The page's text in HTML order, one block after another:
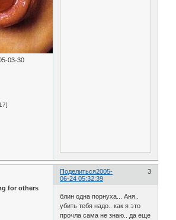
03-30
Поделиться 3
2005-
06-24 05:32:39
for others
блин одна порнуха... Аня..
убить тебя надо.. как я это
прочла сама не знаю.. да еще